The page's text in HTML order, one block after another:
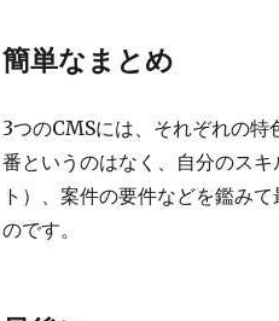
簡単なまとめ
3つのCMSには、それぞれの
番というのはなく、自分のス
ト）、案件の要件などを鑑み
のです。